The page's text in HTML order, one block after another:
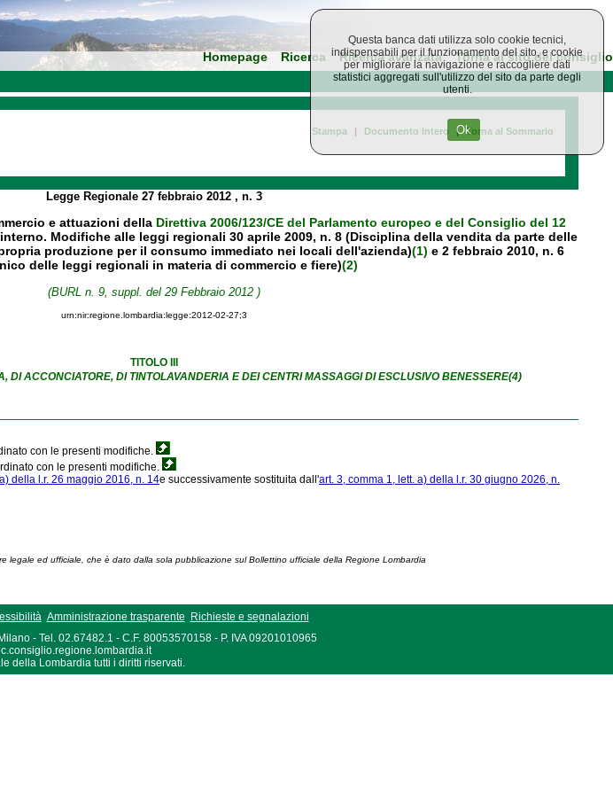
Homepage Ricerca Ricerca avanzata Torna al sito del consiglio
Stampa | Documento Intero | Torna al Sommario
Legge Regionale 27 febbraio 2012 , n. 3
e attuazioni della Direttiva 2006/123/CE del Parlamento europeo e del Consiglio del 12
Modifiche alle leggi regionali 30 aprile 2009, n. 8 (Disciplina della vendita da parte delle
produzione per il consumo immediato nei locali dell'azienda)(1) e 2 febbraio 2010, n. 6
delle leggi regionali in materia di commercio e fiere)(2)
(BURL n. 9, suppl. del 29 Febbraio 2012 )
urn:nir:regione.lombardia:legge:2012-02-27;3
TITOLO III
DI ACCONCIATORE, DI TINTOLAVANDERIA E DEI CENTRI MASSAGGI DI ESCLUSIVO BENESSERE(4)
con le presenti modifiche.
con le presenti modifiche.
della l.r. 26 maggio 2016, n. 14e successivamente sostituita dall'art. 3, comma 1, lett. a) della l.r. 30 giugno 2026, n.
legale ed ufficiale, che è dato dalla sola pubblicazione sul Bollettino ufficiale della Regione Lombardia
Amministrazione trasparente
Richieste e segnalazioni
- Tel. 02.67482.1 - C.F. 80053570158 - P. IVA 09201010965
della Lombardia tutti i diritti riservati.
Questa banca dati utilizza solo cookie tecnici,
indispensabili per il funzionamento del sito, e cookie
per migliorare la navigazione e raccogliere dati
statistici aggregati sull'utilizzo del sito da parte degli
utenti.
Ok